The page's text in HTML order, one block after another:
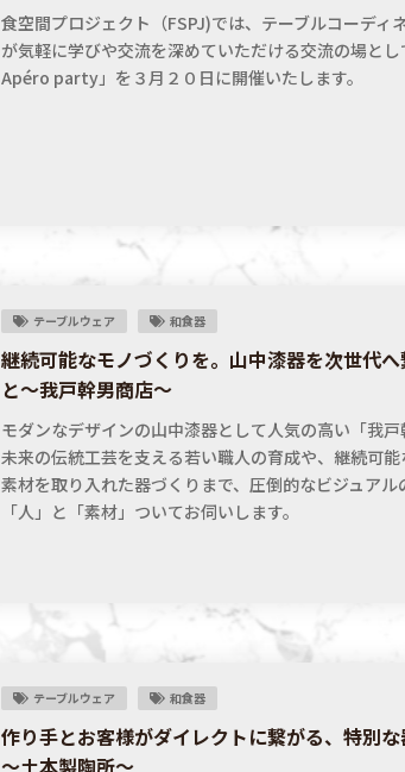
食空間プロジェクト（FSPJ)では、テーブルコーディ
が気軽に学びや交流を深めていただける交流の場と
Apéro party」を３月２０日に開催いたします。
テーブルウェア 和食器
継続可能なモノづくりを。山中漆器を次世代
と～我戸幹男商店～
モダンなデザインの山中漆器として人気の高い「我戸
未来の伝統工芸を支える若い職人の育成や、継続可
素材を取り入れた器づくりまで、圧倒的なビジュアル
「人」と「素材」ついてお伺いします。
テーブルウェア 和食器
作り手とお客様がダイレクトに繋がる、特別
～土本製陶所～